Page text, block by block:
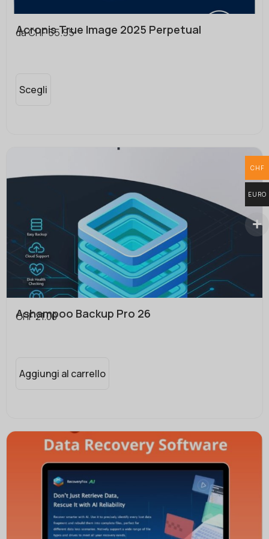
Acronis True Image 2025 Perpetual
daCHF55.95
Scegli
Ashampoo Backup Pro 26
CHF21.00
Aggiungi al carrello
CHF
EURO